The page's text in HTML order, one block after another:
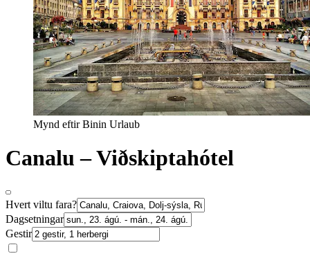
Mynd eftir Binin Urlaub
Canalu – Viðskiptahótel
Hvert viltu fara?
Dagsetningar
Gestir